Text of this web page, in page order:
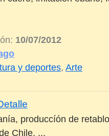
10/07/2012
y deportes, Arte
produccíón de
Chile. ...